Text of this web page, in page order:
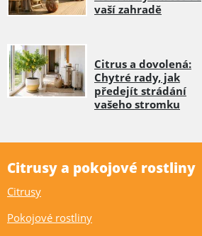
vaší zahradě
Citrus a dovolená:
Chytré rady, jak
předejít strádání
vašeho stromku
Citrusy a pokojové rostliny
Citrusy
Pokojové rostliny